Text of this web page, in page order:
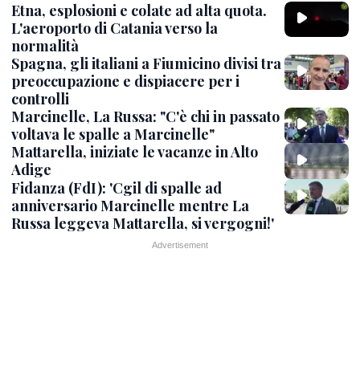
Etna, esplosioni e colate ad alta quota.
L'aeroporto di Catania verso la
normalità
Spagna, gli italiani a Fiumicino divisi tra
preoccupazione e dispiacere per i
controlli
Marcinelle, La Russa: "C'è chi in passato
voltava le spalle a Marcinelle"
Mattarella, iniziate le vacanze in Alto
Adige
Fidanza (FdI): 'Cgil di spalle ad
anniversario Marcinelle mentre La
Russa leggeva Mattarella, si vergogni!'